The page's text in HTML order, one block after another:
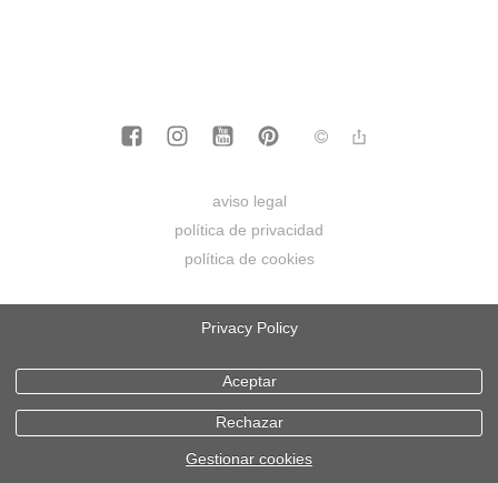
aviso legal
política de privacidad
política de cookies
Privacy Policy
Aceptar
Rechazar
Gestionar cookies